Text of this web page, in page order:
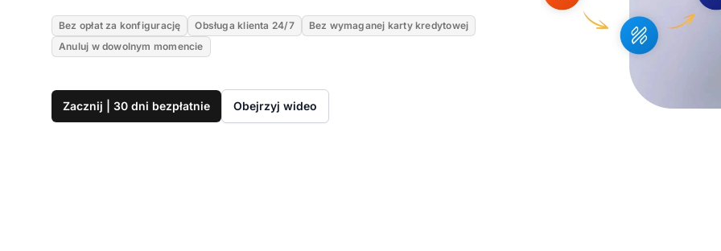
Bez opłat za konfigurację Obsługa klienta 24/7
Bez wymaganej karty kredytowej
Anuluj w dowolnym momencie
Zacznij | 30 dni bezpłatnie Obejrzyj wideo